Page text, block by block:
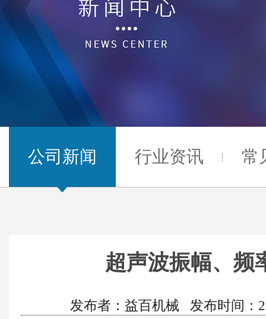
公司新闻 行业资讯 常
超声波振幅、频
发布者：益百机械 发布时间：